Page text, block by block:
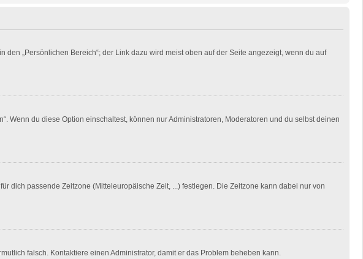
„Persönlichen Bereich“; der Link dazu wird meist oben auf der Seite angezeigt, wenn du auf
Wenn du diese Option einschaltest, können nur Administratoren, Moderatoren und du selbst deinen
dich passende Zeitzone (Mitteleuropäische Zeit, ...) festlegen. Die Zeitzone kann dabei nur von
falsch. Kontaktiere einen Administrator, damit er das Problem beheben kann.